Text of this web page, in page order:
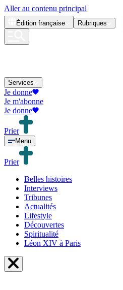
Aller au contenu principal
Édition française Rubriques
Services
Je donne
Je m'abonne
Je donne
Prier
Menu
Prier
Belles histoires
Interviews
Tribunes
Actualités
Lifestyle
Découvertes
Spiritualité
Léon XIV à Paris